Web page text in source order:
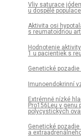
Vliv saturace
u dospělé
Aktivita osi
s reumatoidnou
Hodnotenie
1 u pacientiek s
Genetické
Imunoendokrinní
Extrémně nízké
Pro156Leu v genu
polycystických
Genetické
a